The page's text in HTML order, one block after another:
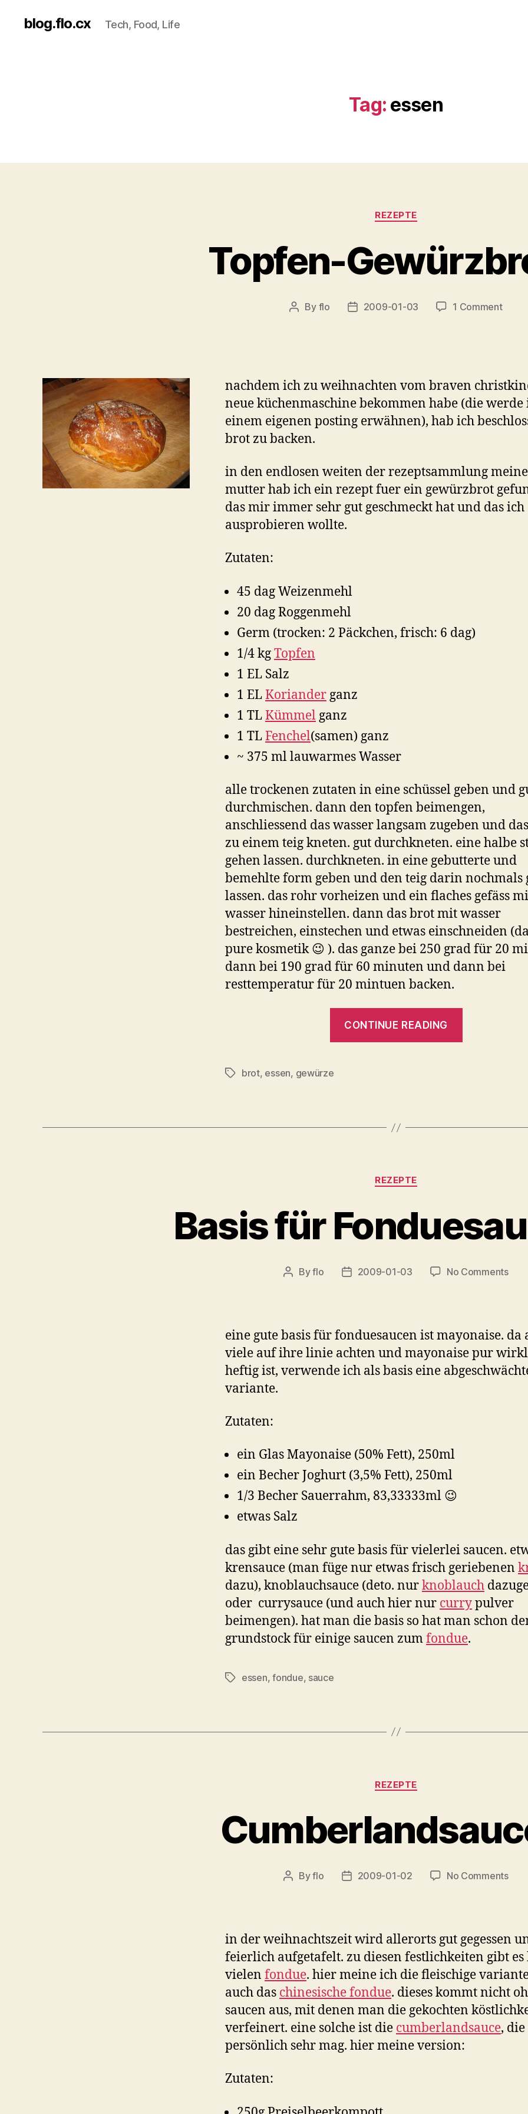
blog.flo.cx Tech, Food, Life
Tag: essen
Categories
REZEPTE
Topfen-
Post
By flo
Post2009-01-03 1 Commenton
nachdem ich zu weihnachten vom braven
neue küchenmaschine bekommen habe (die
einem eigenen posting erwähnen), hab ich
brot zu backen.
in den endlosen weiten der rezeptsammlung
mutter hab ich ein rezept fuer ein gewürzbrot
das mir immer sehr gut geschmeckt hat und das ich
ausprobieren wollte.
Zutaten:
45 dag Weizenmehl
20 dag Roggenmehl
Germ (trocken: 2 Päckchen, frisch: 6 dag)
1/4 kgTopfen
1 EL Salz
1 ELKoriander ganz
1 TLKümmel ganz
1 TLFenchel(samen) ganz
~ 375 ml lauwarmes Wasser
alle trockenen zutaten in eine schüssel geben und
durchmischen. dann den topfen beimengen,
anschliessend das wasser langsam zugeben und
zu einem teig kneten. gut durchkneten. eine halbe
gehen lassen. durchkneten. in eine gebutterte und
bemehlte form geben und den teig darin nochmals
lassen. das rohr vorheizen und ein flaches gefäss
wasser hineinstellen. dann das brot mit wasser
bestreichen, einstechen und etwas einschneiden
pure kosmetik 😉 ). das ganze bei 250 grad für 20
dann bei 190 grad für 60 minuten und dann bei
resttemperatur für 20 mintuen backen.
CONTINUE READING
Tagsbrot, essen, gewürze
Categories
REZEPTE
Basis für
PostByflo
Post2009-01-03 No Commentson
eine gute basis für fonduesaucen ist mayonaise. da
viele auf ihre linie achten und mayonaise pur
heftig ist, verwende ich als basis eine
variante.
Zutaten:
ein Glas Mayonaise (50% Fett), 250ml
ein Becher Joghurt (3,5% Fett), 250ml
1/3 Becher Sauerrahm, 83,33333ml 😉
etwas Salz
das gibt eine sehr gute basis für vielerlei saucen.
krensauce (man füge nur etwas frisch geriebenen
dazu), knoblauchsauce (deto. nurknoblauch
oder currysauce (und auch hier nur currypulver
beimengen). hat man die basis so hat man schon
grundstock für einige saucen zumfondue.
Tagsessen,fondue, sauce
Categories
REZEPTE
PostByflo
Post2009-01-02 No Commentson
in der weihnachtszeit wird allerorts gut gegessen
feierlich aufgetafelt. zu diesen festlichkeiten gibt es
vielen fondue. hier meine ich die fleischige
auch das chinesische fondue. dieses kommt nicht
saucen aus, mit denen man die gekochten
verfeinert. eine solche ist die cumberlandsauce,
persönlich sehr mag. hier meine version:
Zutaten: